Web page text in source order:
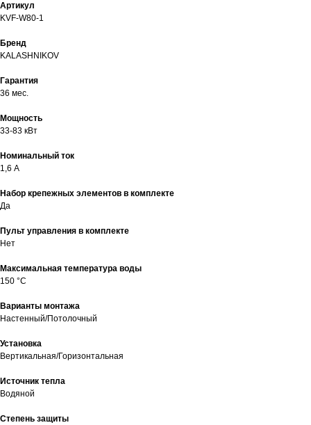
Артикул
KVF-W80-1
Бренд
KALASHNIKOV
Гарантия
36 мес.
Мощность
33-83 кВт
Номинальный ток
1,6 А
Набор крепежных элементов в комплекте
Да
Пульт управления в комплекте
Нет
Максимальная температура воды
150 °С
Варианты монтажа
Настенный/Потолочный
Установка
Вертикальная/Горизонтальная
Источник тепла
Водяной
Степень защиты